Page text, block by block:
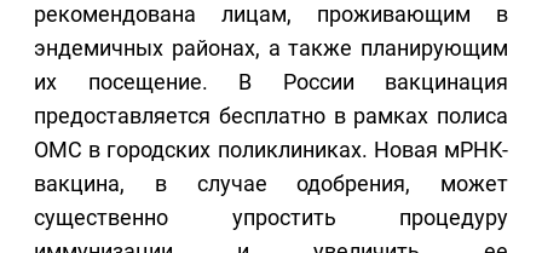
рекомендована лицам, проживающим в
эндемичных районах, а также планирующим
их посещение. В России вакцинация
предоставляется бесплатно в рамках полиса
ОМС в городских поликлиниках. Новая мРНК-
вакцина, в случае одобрения, может
существенно упростить процедуру